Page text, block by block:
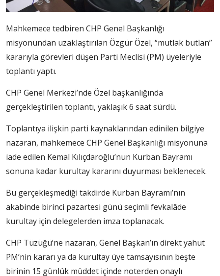
Mahkemece tedbiren CHP Genel Başkanlığı
misyonundan uzaklaştırılan Özgür Özel, “mutlak butlan”
kararıyla görevleri düşen Parti Meclisi (PM) üyeleriyle
toplantı yaptı.
CHP Genel Merkezi’nde Özel başkanlığında
gerçekleştirilen toplantı, yaklaşık 6 saat sürdü.
Toplantıya ilişkin parti kaynaklarından edinilen bilgiye
nazaran, mahkemece CHP Genel Başkanlığı misyonuna
iade edilen Kemal Kılıçdaroğlu’nun Kurban Bayramı
sonuna kadar kurultay kararını duyurması beklenecek.
Bu gerçekleşmediği takdirde Kurban Bayramı’nın
akabinde birinci pazartesi günü seçimli fevkalâde
kurultay için delegelerden imza toplanacak.
CHP Tüzüğü’ne nazaran, Genel Başkan’ın direkt yahut
PM’nin kararı ya da kurultay üye tamsayısının beşte
birinin 15 günlük müddet içinde noterden onaylı